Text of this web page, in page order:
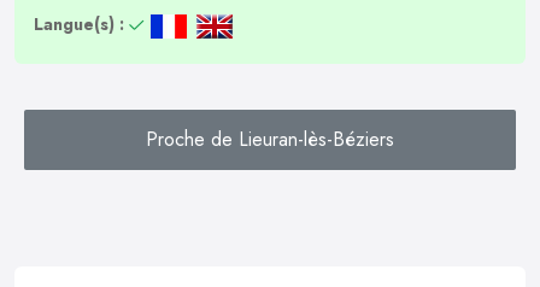
Langue(s) :
Proche de Lieuran-lès-Béziers